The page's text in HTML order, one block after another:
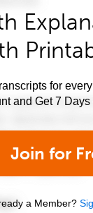
for
and Get 7
Join for
a Member?